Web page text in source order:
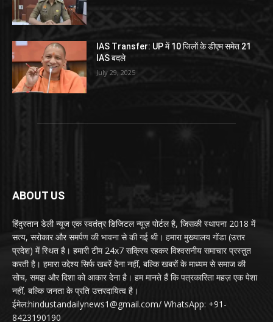
IAS Transfer: UP में 10 जिलों के डीएम समेत 21
IAS बदले
July 29, 2025
ABOUT US
हिंदुस्तान डेली न्यूज एक स्वतंत्र डिजिटल न्यूज़ पोर्टल है, जिसकी स्थापना 2018 में
सत्य, सरोकार और समर्पण की भावना से की गई थी। हमारा मुख्यालय गोंडा (उत्तर
प्रदेश) में स्थित है। हमारी टीम 24x7 सक्रिय रहकर विश्वसनीय समाचार प्रस्तुत
करती है। हमारा उद्देश्य सिर्फ खबरें देना नहीं, बल्कि खबरों के माध्यम से समाज की
सोच, समझ और दिशा को आकार देना है। हम मानते हैं कि पत्रकारिता महज़ एक पेशा
नहीं, बल्कि जनता के प्रति उत्तरदायित्व है।
ईमेल:hindustandailynews1@gmail.com/ WhatsApp: +91-
8423190190